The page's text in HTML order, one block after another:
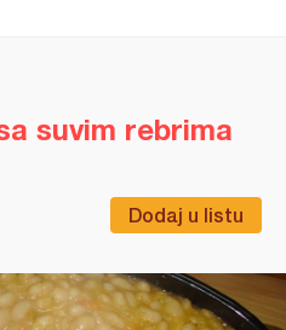
Dodaj u listu
suvim rebrima